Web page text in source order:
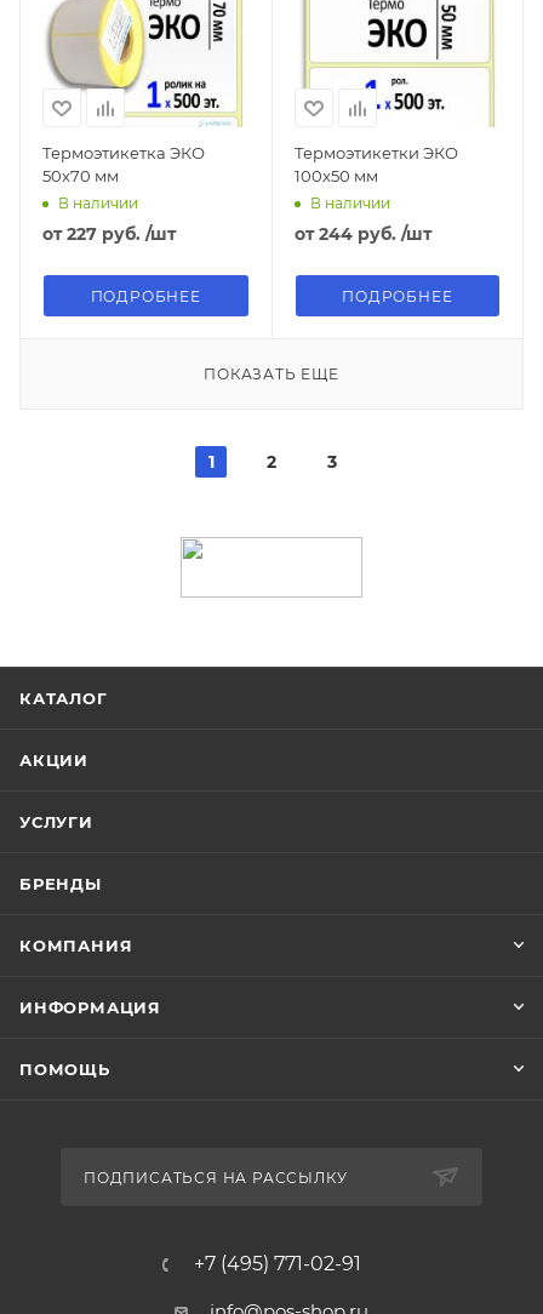
Термоэтикетка ЭКО
50x70 мм
В наличии
от227 руб. /шт
ПОДРОБНЕЕ
Термоэтикетки ЭКО
100х50 мм
В наличии
от244 руб. /шт
ПОДРОБНЕЕ
ПОКАЗАТЬ ЕЩЕ
1 2 3
КАТАЛОГ
АКЦИИ
УСЛУГИ
БРЕНДЫ
КОМПАНИЯ
ИНФОРМАЦИЯ
ПОМОЩЬ
ПОДПИСАТЬСЯ НА РАССЫЛКУ
+7 (495) 771-02-91